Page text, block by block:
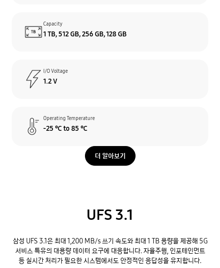
Capacity
1 TB, 512 GB, 256 GB, 128 GB
I/O Voltage
1.2 V
Operating Temperature
-25 ℃ to 85 ℃
더 알아보기
UFS 3.1
삼성 UFS 3.1은 최대 1,200 MB/s 쓰기 속도와 최대 1 TB 용량을 제공해 5G
서비스 특유의 대용량 데이터 요구에 대응합니다. 자율주행, 인포테인먼트
등 실시간 처리가 필요한 시스템에서도 안정적인 응답성을 유지합니다.